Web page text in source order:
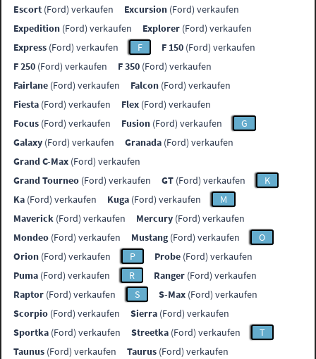
Escort (Ford) verkaufen Excursion (Ford) verkaufen
Expedition (Ford) verkaufen Explorer (Ford) verkaufen
Express (Ford) verkaufen F F 150 (Ford) verkaufen
F 250 (Ford) verkaufen F 350 (Ford) verkaufen
Fairlane (Ford) verkaufen Falcon (Ford) verkaufen
Fiesta (Ford) verkaufen Flex (Ford) verkaufen
Focus (Ford) verkaufen Fusion (Ford) verkaufen
G
Galaxy (Ford) verkaufen Granada (Ford) verkaufen
Grand C-Max (Ford) verkaufen
Grand Tourneo (Ford) verkaufen GT (Ford) verkaufen
K
Ka (Ford) verkaufen Kuga (Ford) verkaufen
M
Maverick (Ford) verkaufen Mercury (Ford) verkaufen
Mondeo (Ford) verkaufen Mustang(Ford) verkaufen
O
Orion (Ford) verkaufen P Probe (Ford) verkaufen
Puma (Ford) verkaufen R Ranger (Ford) verkaufen
Raptor (Ford) verkaufen S S-Max (Ford) verkaufen
Scorpio (Ford) verkaufen Sierra (Ford) verkaufen
Sportka (Ford) verkaufen Streetka (Ford) verkaufen
T
Taunus (Ford) verkaufen Taurus (Ford) verkaufen